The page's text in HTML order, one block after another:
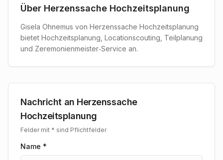
Über Herzenssache Hochzeitsplanung
Gisela Ohnemus von Herzenssache Hochzeitsplanung
bietet Hochzeitsplanung, Locationscouting, Teilplanung
und Zeremonienmeister‑Service an.
Nachricht an Herzenssache
Hochzeitsplanung
Felder mit * sind Pflichtfelder
Name *